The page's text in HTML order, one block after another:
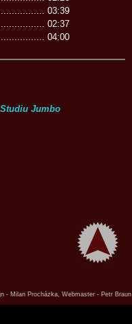
03:39
02:37
04:00
Jumbo
- Milan Procházka, Webmaster - Petr Braun